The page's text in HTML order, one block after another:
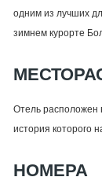
одним из лучших
зимнем курорте
Отель расположен
история которого
НОМЕРА